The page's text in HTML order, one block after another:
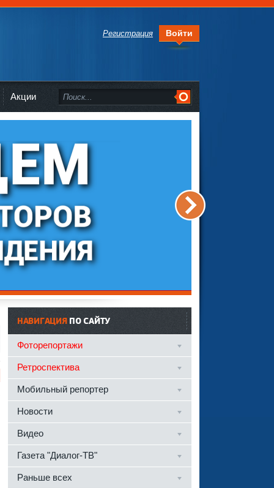
Регистрация Войти
Акции
НАВИГАЦИЯПО САЙТУ
Фоторепортажи
Ретроспектива
Мобильный репортер
Новости
Видео
Газета "Диалог-ТВ"
Раньше всех